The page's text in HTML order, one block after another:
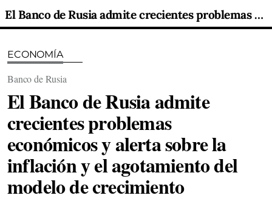
El Banco de Rusia admite crecientes problemas económicos y alerta sobre la inflación y el agotamiento del modelo de crecimiento
ECONOMÍA
Banco de Rusia
El Banco de Rusia admite
crecientes problemas
económicos y alerta sobre la
inflación y el agotamiento del
modelo de crecimiento